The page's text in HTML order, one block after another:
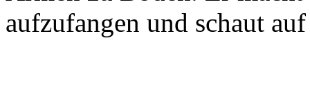
aufzufangen und schaut